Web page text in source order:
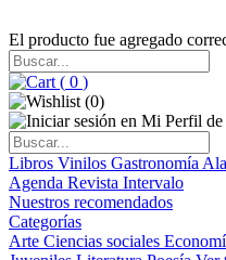
El producto fue agregado
( 0 )
(0)
Libros Vinilos Gastronomía
Agenda Revista Intervalo
Nuestros recomendados
Categorías
Arte Ciencias sociales